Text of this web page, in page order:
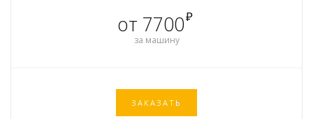
от 7700₽
за машину
ЗАКАЗАТЬ